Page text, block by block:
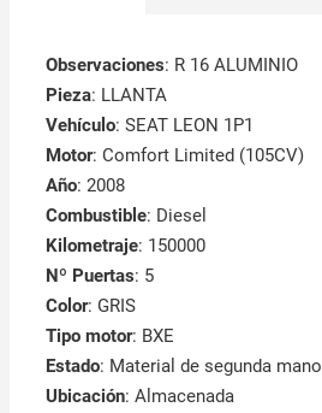
Observaciones: R 16 ALUMINIO
Pieza: LLANTA
Vehículo: SEAT LEON 1P1
Motor: Comfort Limited (105CV)
Año: 2008
Combustible: Diesel
Kilometraje: 150000
Nº Puertas: 5
Color: GRIS
Tipo motor: BXE
Estado: Material de segunda mano
Ubicación: Almacenada